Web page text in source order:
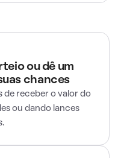
ou dê um
chances
de receber o valor do
ou dando lances